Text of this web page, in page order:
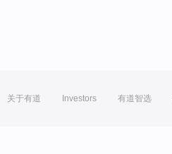
关于有道 Investors 有道智选